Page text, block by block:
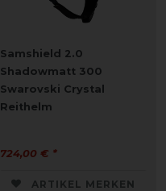
Samshield 2.0
Shadowmatt 300
Swarovski Crystal
Reithelm
724,00 € *
ARTIKEL MERKEN